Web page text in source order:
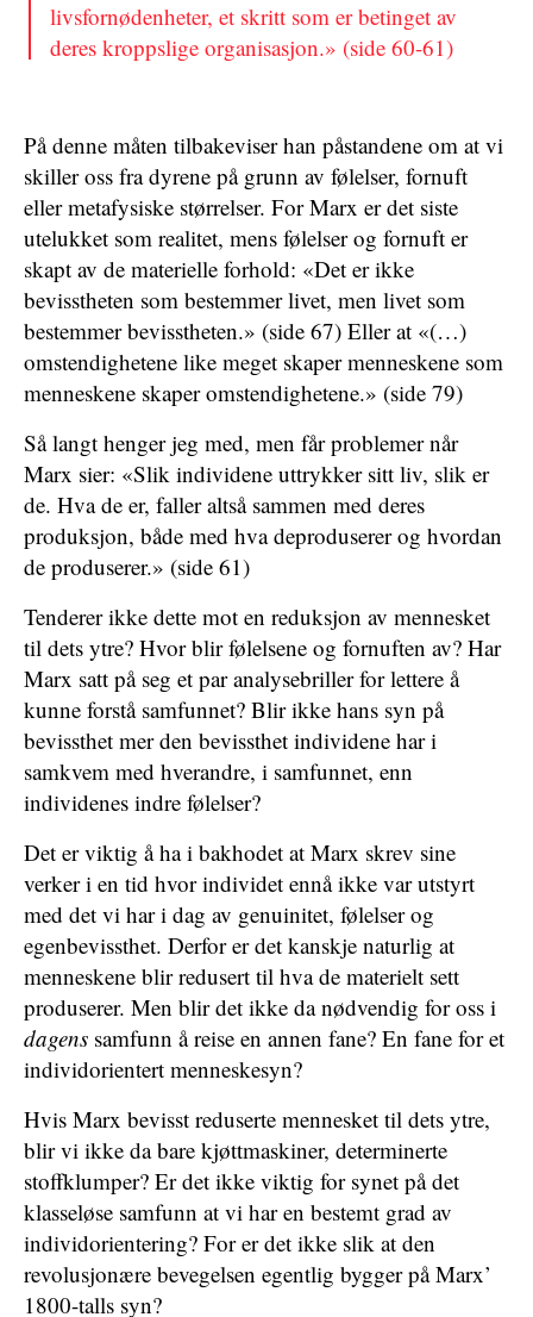
livsfornødenheter, et skritt som er betinget av
deres kroppslige organisasjon.» (side 60-61)
På denne måten tilbakeviser han påstandene om at vi
skiller oss fra dyrene på grunn av følelser, fornuft
eller metafysiske størrelser. For Marx er det siste
utelukket som realitet, mens følelser og fornuft er
skapt av de materielle forhold: «Det er ikke
bevisstheten som bestemmer livet, men livet som
bestemmer bevisstheten.» (side 67) Eller at «(…)
omstendighetene like meget skaper menneskene som
menneskene skaper omstendighetene.» (side 79)
Så langt henger jeg med, men får problemer når
Marx sier: «Slik individene uttrykker sitt liv, slik er
de. Hva de er, faller altså sammen med deres
produksjon, både med hva deproduserer og hvordan
de produserer.» (side 61)
Tenderer ikke dette mot en reduksjon av mennesket
til dets ytre? Hvor blir følelsene og fornuften av? Har
Marx satt på seg et par analysebriller for lettere å
kunne forstå samfunnet? Blir ikke hans syn på
bevissthet mer den bevissthet individene har i
samkvem med hverandre, i samfunnet, enn
individenes indre følelser?
Det er viktig å ha i bakhodet at Marx skrev sine
verker i en tid hvor individet ennå ikke var utstyrt
med det vi har i dag av genuinitet, følelser og
egenbevissthet. Derfor er det kanskje naturlig at
menneskene blir redusert til hva de materielt sett
produserer. Men blir det ikke da nødvendig for oss i
dagens samfunn å reise en annen fane? En fane for et
individorientert menneskesyn?
Hvis Marx bevisst reduserte mennesket til dets ytre,
blir vi ikke da bare kjøttmaskiner, determinerte
stoffklumper? Er det ikke viktig for synet på det
klasseløse samfunn at vi har en bestemt grad av
individorientering? For er det ikke slik at den
revolusjonære bevegelsen egentlig bygger på Marx’
1800-talls syn?